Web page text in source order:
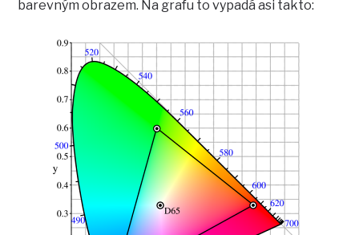
barevným obrazem. Na grafu to vypadá asi takto: